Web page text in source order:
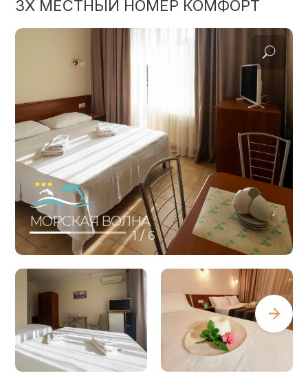
3Х МЕСТНЫЙ НОМЕР КОМФОРТ
МОРСКАЯ ВОЛНА
1 /6